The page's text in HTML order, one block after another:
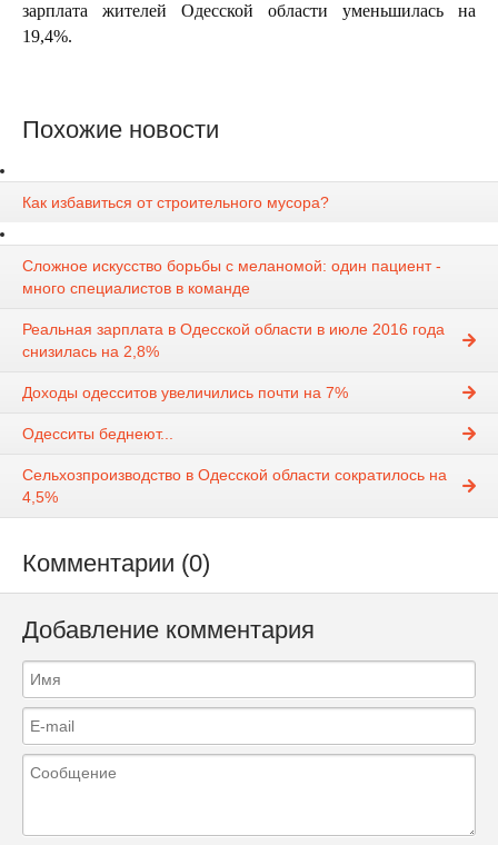
зарплата жителей Одесской области уменьшилась на
19,4%.
Похожие новости
Как избавиться от строительного мусора?
Сложное искусство борьбы с меланомой: один пациент -
много специалистов в команде
Реальная зарплата в Одесской области в июле 2016 года
снизилась на 2,8%
Доходы одесситов увеличились почти на 7%
Одесситы беднеют...
Сельхозпроизводство в Одесской области сократилось на
4,5%
Комментарии (0)
Добавление комментария